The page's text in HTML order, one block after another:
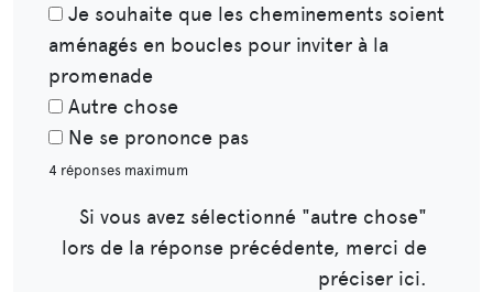
Je souhaite que les cheminements soient
aménagés en boucles pour inviter à la
promenade
Autre chose
Ne se prononce pas
4 réponses maximum
Si vous avez sélectionné "autre chose"
lors de la réponse précédente, merci de
préciser ici.​​​​